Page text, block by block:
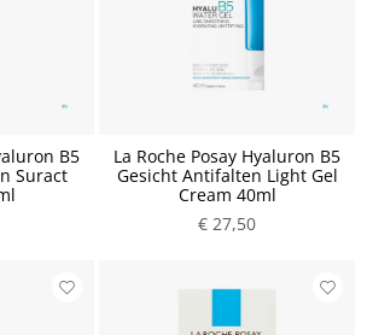
B5
Suract
La Roche Posay Hyaluron B5
Gesicht Antifalten Light Gel
Cream 40ml
€ 27,50